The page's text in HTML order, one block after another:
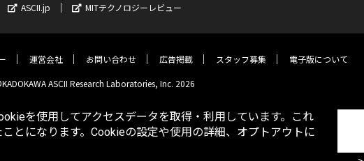
ASCII.jp
MITテクノロジーレビュー
運営会社 お問い合わせ 広告掲載 スタッフ募集 電子版について
ASCII Research Laboratories, Inc. 2026
を使用してアクセスデータを取得・利用しています。これ
とになります。Cookieの設定や使用の詳細、オプトアウトに